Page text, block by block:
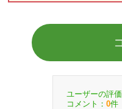
ユーザーの評
コメント： 0件